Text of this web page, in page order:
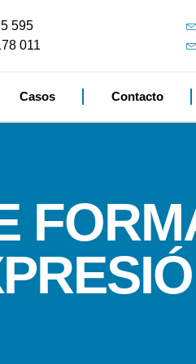
595
011
Casos Contacto